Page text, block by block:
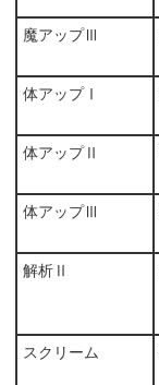
魔アップⅢ
体アップⅠ
体アップⅡ
体アップⅢ
解析Ⅱ
スクリーム